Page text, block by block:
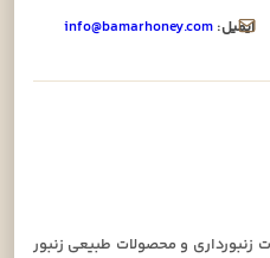
ایمیل: info@bamarhoney.com
زنبورداری و محصولات طبیعی زنبور